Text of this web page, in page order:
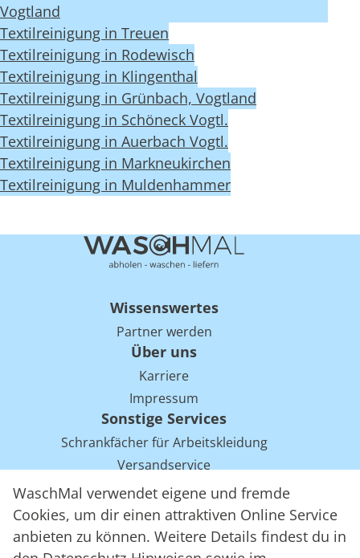
WaschMal verwendet eigene und fremde
Cookies, um dir einen attraktiven Online Service
anbieten zu können. Weitere Details findest du in
Vogtland
Textilreinigung in Treuen
Textilreinigung in Rodewisch
Textilreinigung in Klingenthal
Textilreinigung in Grünbach, Vogtland
Textilreinigung in Schöneck Vogtl.
Textilreinigung in Auerbach Vogtl.
Textilreinigung in Markneukirchen
Textilreinigung in Muldenhammer
Wissenswertes
Partner werden
Über uns
Karriere
Impressum
Sonstige Services
Schrankfächer für Arbeitskleidung
Versandservice
Einsparpotentiale für Mietwäsche bei Arbeitskleidung
Arbeitskleidung Tracking mit RFID